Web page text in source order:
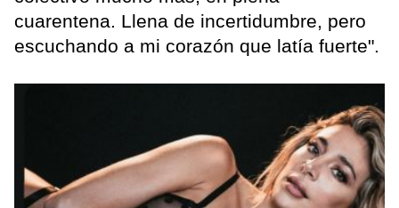
cuarentena. Llena de incertidumbre, pero
escuchando a mi corazón que latía fuerte".